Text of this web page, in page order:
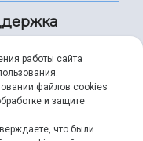
99
работы сайта
файлов cookies
и защите
что были